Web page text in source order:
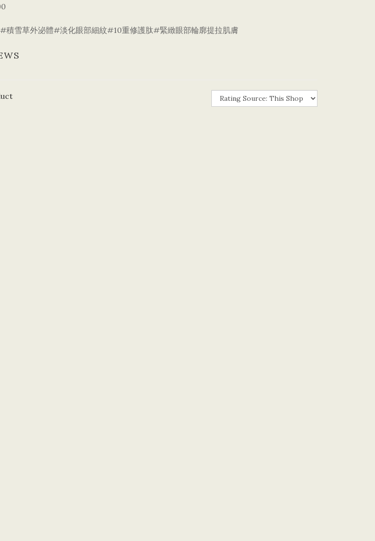
雪草外泌體#淡化眼部細紋#10重修護肽#緊緻眼部輪廓提拉肌膚